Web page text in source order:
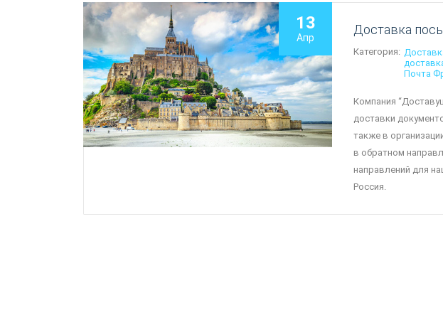
13
Апр
Доставка
Категория:
Почта
Компания
доставки
также в
в обратном
направлений для
Россия.